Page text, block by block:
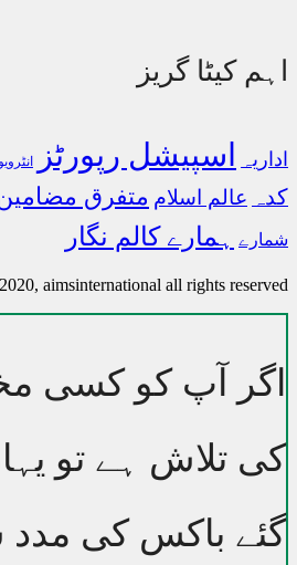
اہم کیٹا گریز
اداریہ اسپیشل رپورٹز
کدہ
عالم اسلام متفرق
شمارے
ہمارے کالم نگار
aimsinternational all rights reserved.
اگر آپ کو کسی
کی تلاش ہے تو
گئے باکس کی